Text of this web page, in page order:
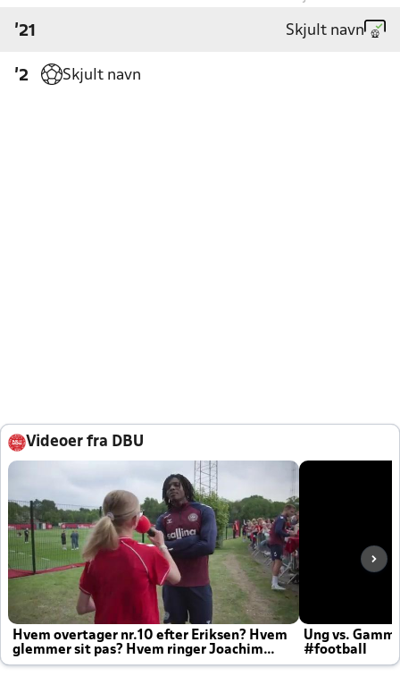
'21 Skjult navn
'2 Skjult navn
Videoer fra DBU
Hvem overtager nr.10 efter Eriksen? Hvem
glemmer sit pas? Hvem ringer Joachim
altid til efter kampe?
Ung vs.
#football